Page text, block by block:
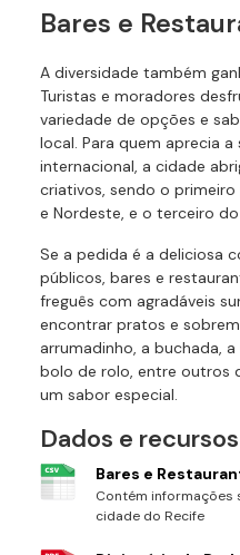
Bares e
A diversidade também
Turistas e moradores
variedade de opções e
local. Para quem aprecia
internacional, a cidade
criativos, sendo o
e Nordeste, e o terceiro do
Se a pedida é a deliciosa
públicos, bares e
freguês com agradáveis
encontrar pratos e
arrumadinho, a buchada,
bolo de rolo, entre outros
um sabor especial.
Dados e recursos
Bares e
Contém informações
cidade do Recife